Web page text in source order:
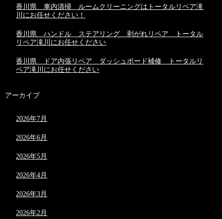
香川県 車内清掃 ルームクリーニングはトータルリペア滝
川にお任せください！
香川県 ハンドル ステアリング 剥がれリペア トータル
リペア滝川にお任せください
香川県 ドア内張リペア ダッシュボード補修 トータルリ
ペア滝川にお任せください
アーカイブ
2026年7月
2026年6月
2026年5月
2026年4月
2026年3月
2026年2月